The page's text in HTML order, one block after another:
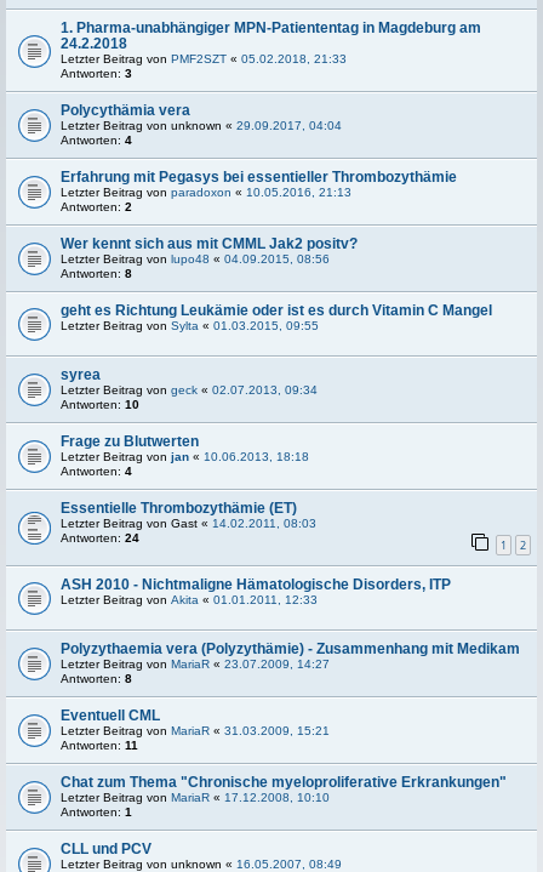
1. Pharma-unabhängiger MPN-Patiententag in Magdeburg am
24.2.2018
Letzter Beitrag von PMF2SZT « 05.02.2018, 21:33
Antworten: 3
Polycythämia vera
Letzter Beitrag von unknown « 29.09.2017, 04:04
Antworten: 4
Erfahrung mit Pegasys bei essentieller Thrombozythämie
Letzter Beitrag von paradoxon « 10.05.2016, 21:13
Antworten: 2
Wer kennt sich aus mit CMML Jak2 positv?
Letzter Beitrag von lupo48 « 04.09.2015, 08:56
Antworten: 8
geht es Richtung Leukämie oder ist es durch Vitamin C Mangel
Letzter Beitrag von Sylta « 01.03.2015, 09:55
syrea
Letzter Beitrag von geck « 02.07.2013, 09:34
Antworten: 10
Frage zu Blutwerten
Letzter Beitrag von jan « 10.06.2013, 18:18
Antworten: 4
Essentielle Thrombozythämie (ET)
Letzter Beitrag von Gast « 14.02.2011, 08:03
Antworten: 24 1 2
ASH 2010 - Nichtmaligne Hämatologische Disorders, ITP
Letzter Beitrag von Akita « 01.01.2011, 12:33
Polyzythaemia vera (Polyzythämie) - Zusammenhang mit Medikam
Letzter Beitrag von MariaR « 23.07.2009, 14:27
Antworten: 8
Eventuell CML
Letzter Beitrag von MariaR « 31.03.2009, 15:21
Antworten: 11
Chat zum Thema "Chronische myeloproliferative Erkrankungen"
Letzter Beitrag von MariaR « 17.12.2008, 10:10
Antworten: 1
CLL und PCV
Letzter Beitrag von unknown « 16.05.2007, 08:49